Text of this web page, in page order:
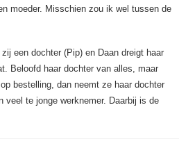
moeder. Misschien zou ik wel tussen de
een dochter (Pip) en Daan dreigt haar
Beloofd haar dochter van alles, maar
bestelling, dan neemt ze haar dochter
veel te jonge werknemer. Daarbij is de